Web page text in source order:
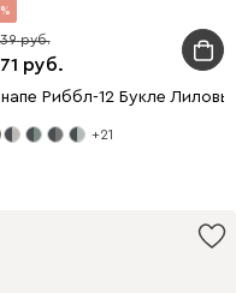
Риббл-12 Букле
+21